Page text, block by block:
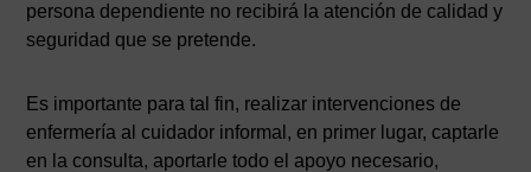
persona dependiente no recibirá la atención de calidad y
seguridad que se pretende.
Es importante para tal fin, realizar intervenciones de
enfermería al cuidador informal, en primer lugar, captarle
en la consulta, aportarle todo el apoyo necesario,